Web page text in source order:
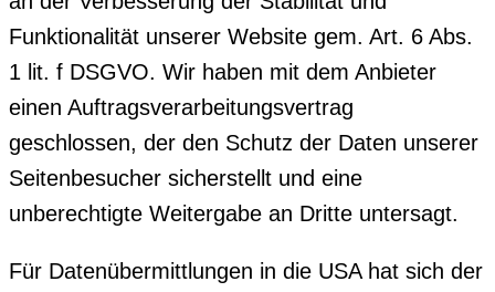
Funktionalität unserer Website gem. Art. 6 Abs.
1 lit. f DSGVO. Wir haben mit dem Anbieter
einen Auftragsverarbeitungsvertrag
geschlossen, der den Schutz der Daten unserer
Seitenbesucher sicherstellt und eine
unberechtigte Weitergabe an Dritte untersagt.
Für Datenübermittlungen in die USA hat sich der